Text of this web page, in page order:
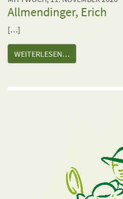
Allmendinger, Erich
[…]
WEITERLESEN…